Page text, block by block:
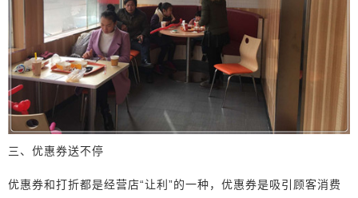
三、优惠券送不停
优惠券和打折都是经营店“让利”的一种，优惠券是吸引顾客消费